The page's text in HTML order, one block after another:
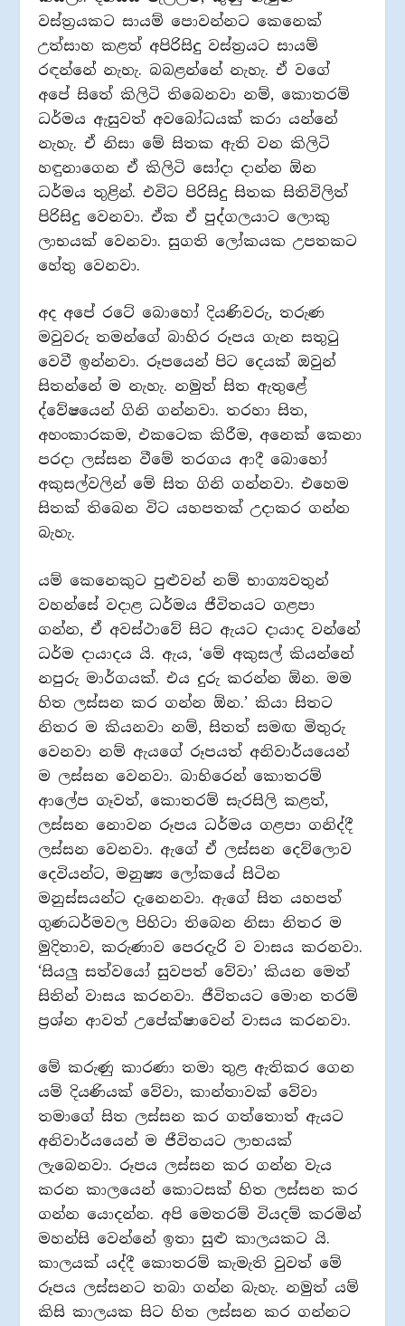
වස්ත්‍රයකට සායම් පොවන්නට කෙනෙක්
උත්සාහ කළත් අපිරිසිදු වස්ත්‍රයට සායම්
රඳන්නේ නැහැ. බබළන්නේ නැහැ. ඒ වගේ
අපේ සිතේ කිලිටි තිබෙනවා නම්, කොතරම්
ධර්මය ඇසුවත් අවබෝධයක් කරා යන්නේ
නැහැ. ඒ නිසා මේ සිතක ඇති වන කිලිටි
හඳුනාගෙන ඒ කිලිටි සෝදා දාන්න ඕන
ධර්මය තුළින්. එවිට පිරිසිදු සිතක සිතිවිලිත්
පිරිසිදු වෙනවා. ඒක ඒ පුද්ගලයාට ලොකු
ලාභයක් වෙනවා. සුගති ලෝකයක උපතකට
හේතු වෙනවා.
අද අපේ රටේ බොහෝ දියණිවරු, තරුණ
මවුවරු තමන්ගේ බාහිර රූපය ගැන සතුටු
වෙවී ඉන්නවා. රූපයෙන් පිට දෙයක් ඔවුන්
සිතන්නේ ම නැහැ. නමුත් සිත ඇතුළේ
ද්වේෂයෙන් ගිනි ගන්නවා. තරහා සිත,
අහංකාරකම, එකටෙක කිරීම, අනෙක් කෙනා
පරදා ලස්සන වීමේ තරගය ආදී බොහෝ
අකුසල්වලින් මේ සිත ගිනි ගන්නවා. එහෙම
සිතක් තිබෙන විට යහපතක් උදාකර ගන්න
බැහැ.
යම් කෙනෙකුට පුළුවන් නම් භාග්‍යවතුන්
වහන්සේ වදාළ ධර්මය ජීවිතයට ගළපා
ගන්න, ඒ අවස්ථාවේ සිට ඇයට දායාද වන්නේ
ධර්ම දායාදය යි. ඇය, ‘මේ අකුසල් කියන්නේ
නපුරු මාර්ගයක්. එය දුරු කරන්න ඕන. මම
හිත ලස්සන කර ගන්න ඕන.’ කියා සිතට
නිතර ම කියනවා නම්, සිතත් සමඟ මිතුරු
වෙනවා නම් ඇයගේ රූපයත් අනිවාර්යයෙන්
ම ලස්සන වෙනවා. බාහිරෙන් කොතරම්
ආලේප ගෑවත්, කොතරම් සැරසිලි කළත්,
ලස්සන නොවන රූපය ධර්මය ගළපා ගනිද්දී
ලස්සන වෙනවා. ඇගේ ඒ ලස්සන දෙව්ලොව
දෙවියන්ට, මනුෂ්‍ය ලෝකයේ සිටින
මනුස්සයන්ට දැනෙනවා. ඇගේ සිත යහපත්
ගුණධර්මවල පිහිටා තිබෙන නිසා නිතර ම
මුදිතාව, කරුණාව පෙරදැරි ව වාසය කරනවා.
‘සියලු සත්වයෝ සුවපත් වේවා’ කියන මෙත්
සිතින් වාසය කරනවා. ජීවිතයට මොන තරම්
ප්‍රශ්න ආවත් උපේක්ෂාවෙන් වාසය කරනවා.
මේ කරුණු කාරණා තමා තුළ ඇතිකර ගෙන
යම් දියණියක් වේවා, කාන්තාවක් වේවා
තමාගේ සිත ලස්සන කර ගත්තොත් ඇයට
අනිවාර්යයෙන් ම ජීවිතයට ලාභයක්
ලැබෙනවා. රූපය ලස්සන කර ගන්න වැය
කරන කාලයෙන් කොටසක් හිත ලස්සන කර
ගන්න යොදන්න. අපි මෙතරම් වියදම් කරමින්
මහන්සි වෙන්නේ ඉතා සුළු කාලයකට යි.
කාලයක් යද්දී කොතරම් කැමැති වුවත් මේ
රූපය ලස්සනට තබා ගන්න බැහැ. නමුත් යම්
කිසි කාලයක සිට හිත ලස්සන කර ගන්නට